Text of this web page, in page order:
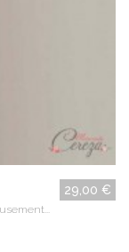
29,00 €